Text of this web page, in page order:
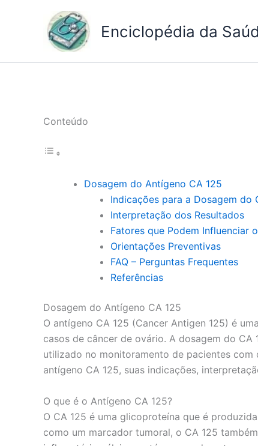
Enciclopédia da
Conteúdo
Dosagem do Antígeno CA 125
Indicações para a Dosagem do
Interpretação dos Resultados
Fatores que Podem Influenciar
Orientações Preventivas
FAQ – Perguntas Frequentes
Referências
Dosagem do Antígeno CA 125
O antígeno CA 125 (Cancer Antigen 125) é
casos de câncer de ovário. A dosagem do
utilizado no monitoramento de pacientes
antígeno CA 125, suas indicações,
O que é o Antígeno CA 125?
O CA 125 é uma glicoproteína que é
como um marcador tumoral, o CA 125